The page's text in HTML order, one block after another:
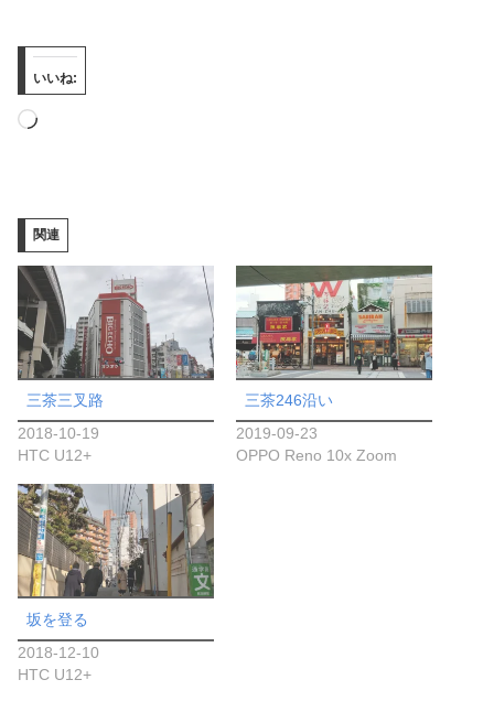
いいね:
読
み
中…
関連
三茶三叉路
2018-10-19
HTC U12+
三茶246沿い
2019-09-23
OPPO Reno 10x Zoom
坂を登る
2018-12-10
HTC U12+